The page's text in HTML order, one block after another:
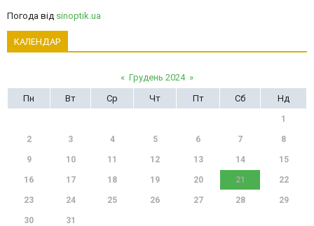
Погода від sinoptik.ua
КАЛЕНДАР
« Грудень 2024 »
Пн
Вт Ср Чт Пт Сб Нд
1
2 3 4 5 6 7 8
9 10 11 12 13 14 15
16 17 18 19 20 21 22
23 24 25 26 27 28 29
30 31